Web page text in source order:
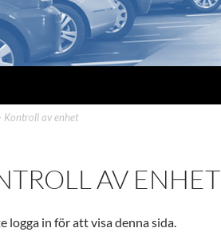
Kontroll av enhet
AV ENHET
logga in för att visa denna sida.